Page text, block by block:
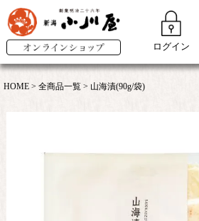
ログイン
HOME 全商品一覧 山海漬(90g/袋)